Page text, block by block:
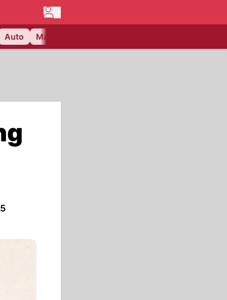
Auto Matchcenter